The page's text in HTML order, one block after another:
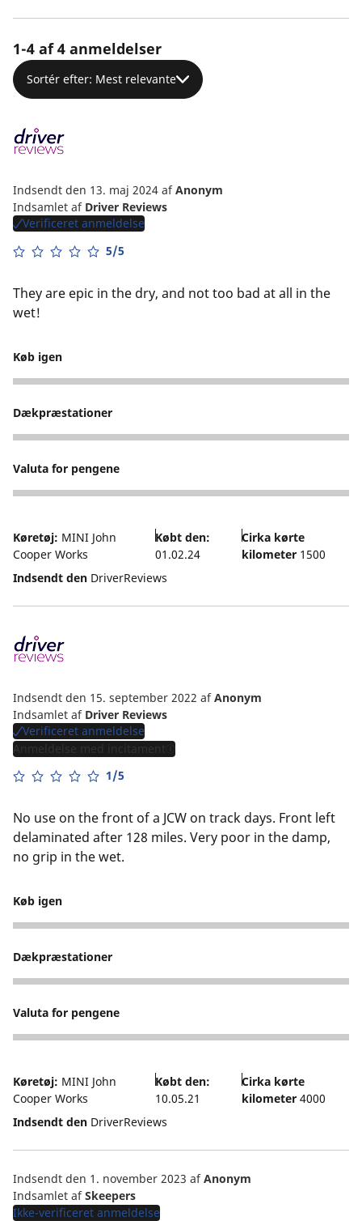
1-4 af 4 anmeldelser
Sortér efter: Mest relevante
Indsendt den 13. maj 2024 afAnonym
Indsamlet af Driver Reviews
Verificeret anmeldelse
5/5
They are epic in the dry, and not too bad at all in the
wet!
Køb igen
5
Dækpræstationer
5
Valuta for pengene
4
Køretøj: MINI John
Cooper Works
Købt den:
01.02.24
Cirka kørte
kilometer 1500
Indsendt den DriverReviews
Indsendt den 15. september 2022 afAnonym
Indsamlet af Driver Reviews
Verificeret anmeldelse
Anmeldelse med incitament
1/5
No use on the front of a JCW on track days. Front left
delaminated after 128 miles. Very poor in the damp,
no grip in the wet.
Køb igen
1
Dækpræstationer
2
Valuta for pengene
2
Køretøj: MINI John
Cooper Works
Købt den:
10.05.21
Cirka kørte
kilometer 4000
Indsendt den DriverReviews
Indsendt den 1. november 2023 afAnonym
Indsamlet afSkeepers
Ikke-verificeret anmeldelse